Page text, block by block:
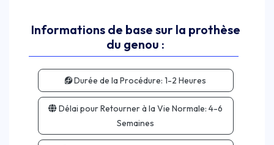
Informations de base sur la prothèse
du genou :
Durée de la Procédure: 1-2 Heures
Délai pour Retourner à la Vie Normale: 4-6
Semaines